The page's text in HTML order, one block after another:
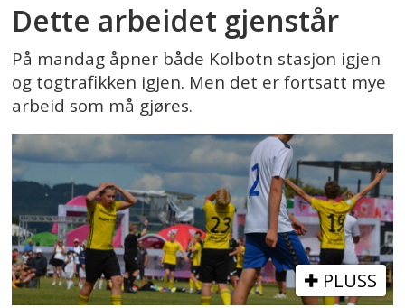
Dette arbeidet gjenstår
På mandag åpner både Kolbotn stasjon igjen
og togtrafikken igjen. Men det er fortsatt mye
arbeid som må gjøres.
PLUSS